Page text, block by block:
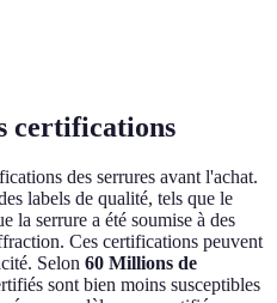
certifications
des serrures avant l'achat.
labels de qualité, tels que le
la serrure a été soumise à des
Ces certifications peuvent
Selon 60 Millions de
sont bien moins susceptibles